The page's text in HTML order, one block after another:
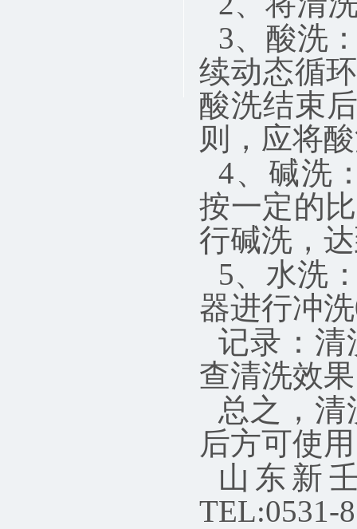
3、酸洗
续动态循
酸洗结束
则，应将
4、碱洗
按一定的
行碱洗，
5、水洗
器进行冲
记录：清
查清洗效
总之，
后方可使
山东新
TEL:0531-